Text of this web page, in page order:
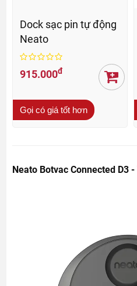
Dock sạc pin tự động
Neato
915.000đ
Gọi có giá tốt hơn
Neato Botvac Connected D3